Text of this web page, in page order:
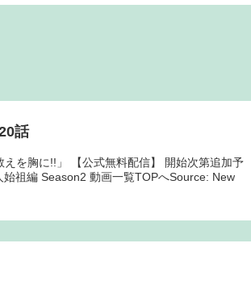
話
を胸に!!」 【公式無料配信】 開始次第追加予
祖編 Season2 動画一覧TOPへSource: New